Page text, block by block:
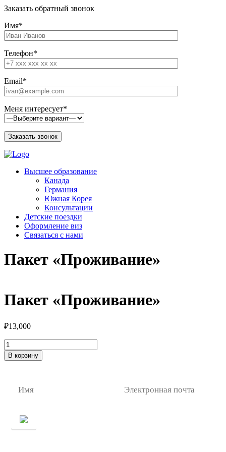
Заказать обратный звонок
Имя*
Телефон*
Email*
Меня интересует*
Высшее образование
Канада
Германия
Южная Корея
Консультации
Детские поездки
Оформление виз
Связаться с нами
Пакет «Проживание»
Пакет «Проживание»
₽13,000
Количество
товара
Пакет
В корзину